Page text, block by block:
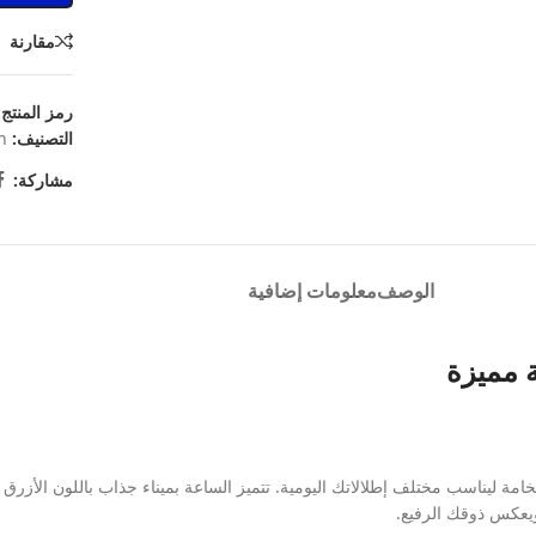
مقارنة
رمز
التصنيف:
مشاركة:
الوصفمعلومات إضافية
مميزة
ليناسب مختلف إطلالاتك اليومية. تتميز الساعة بميناء جذاب باللون
ذوقك الرفيع.